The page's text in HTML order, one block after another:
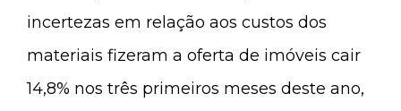
incertezas em relação aos custos dos
materiais fizeram a oferta de imóveis cair
14,8% nos três primeiros meses deste ano,